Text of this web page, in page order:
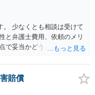
の結果，入院期間が延びて
が可能な余地があります。
以上金銭の請求はしませ
と， 上記の請求は，基本的
。 少なくとも相談は受けて
と弁護士費用、依頼のメリ
で妥当かどうかを即断する
賠償